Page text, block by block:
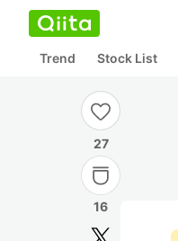
Trend Stock List
27
16